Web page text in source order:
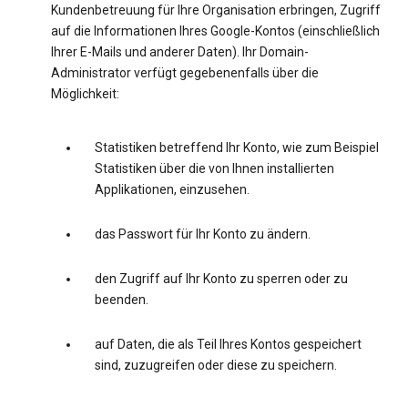
Kundenbetreuung für Ihre Organisation erbringen, Zugriff
auf die Informationen Ihres Google-Kontos (einschließlich
Ihrer E-Mails und anderer Daten). Ihr Domain-
Administrator verfügt gegebenenfalls über die
Möglichkeit:
Statistiken betreffend Ihr Konto, wie zum Beispiel
Statistiken über die von Ihnen installierten
Applikationen, einzusehen.
das Passwort für Ihr Konto zu ändern.
den Zugriff auf Ihr Konto zu sperren oder zu
beenden.
auf Daten, die als Teil Ihres Kontos gespeichert
sind, zuzugreifen oder diese zu speichern.